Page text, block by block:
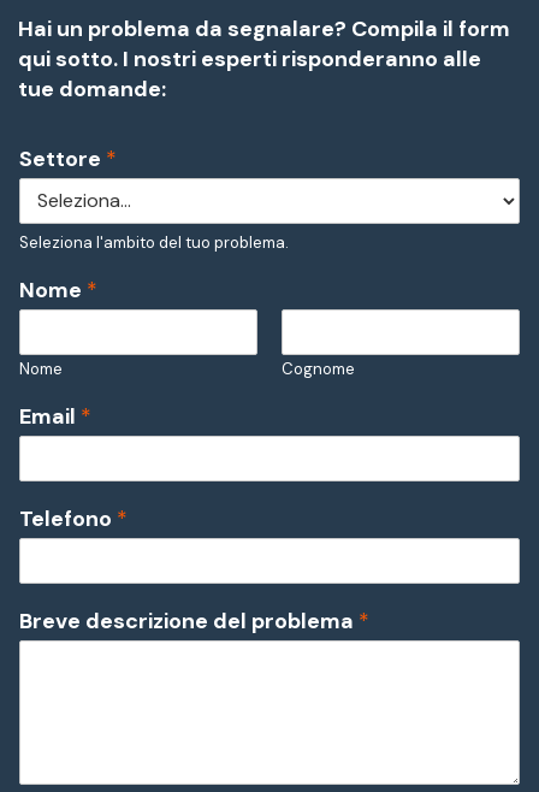
Hai un problema da segnalare? Compila il form
qui sotto. I nostri esperti risponderanno alle
tue domande:
Settore *
Seleziona l'ambito del tuo problema.
Nome *
Nome Cognome
Email *
Telefono *
Breve descrizione del problema *